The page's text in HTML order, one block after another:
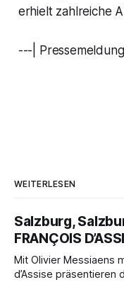
erhielt zahlreiche
---|
WEITERLESEN
Salzburg,
FRANÇOIS
Mit Olivier Messiaens
d’Assise präsentieren